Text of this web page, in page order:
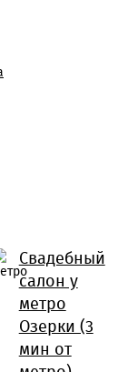
Свадебный
салон у
метро
Озерки (3
мин от